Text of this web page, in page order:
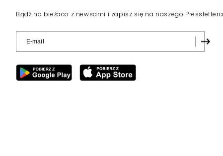
Bądź na bieżaco z newsami i zapisz się na naszego Presslettera